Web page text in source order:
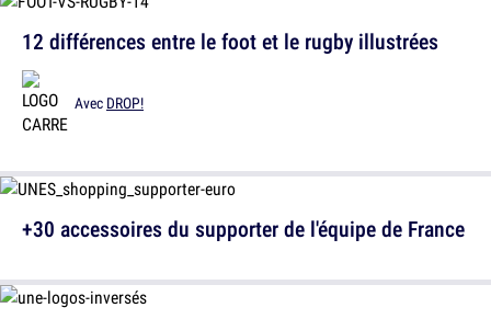
+30 accessoires du supporter de l'équipe de France
12 différences entre le foot et le rugby illustrées
Avec DROP!